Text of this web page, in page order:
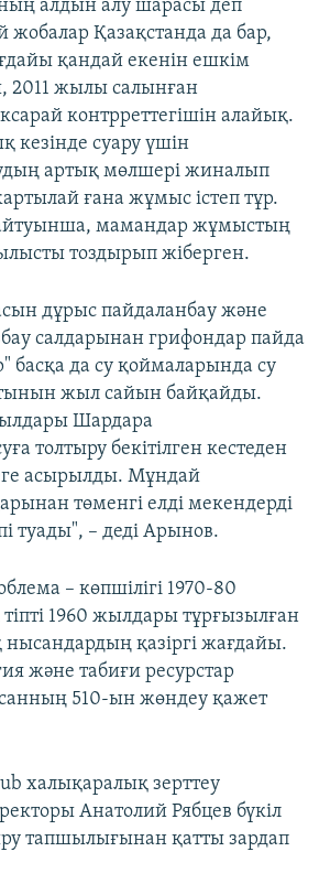
алдын алу шарасы деп
жобалар Қазақстанда да бар,
қандай екенін ешкім
2011 жылы салынған
контрреттегішін алайық.
кезінде суару үшін
артық мөлшері жиналып
ғана жұмыс істеп тұр.
мамандар жұмыстың
тоздырып жіберген.
дұрыс пайдаланбау және
салдарынан грифондар пайда
басқа да су қоймаларында су
жыл сайын байқайды.
Шардара
толтыру бекітілген кестеден
асырылды. Мұндай
төменгі елді мекендерді
туады", – деді Арынов.
– көпшілігі 1970-80
1960 жылдары тұрғызылған
қазіргі жағдайы.
және табиғи ресурстар
510-ын жөндеу қажет
халықаралық зерттеу
Анатолий Рябцев бүкіл
тапшылығынан қатты зардап